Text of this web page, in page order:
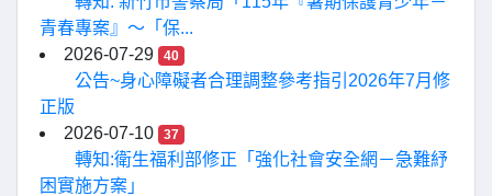
青春專案』〜「保...
2026-07-29
40
公告~身心障礙者合理調整參考指引2026年7月修
正版
2026-07-10
37
轉知:衛生福利部修正「強化社會安全網－急難紓
困實施方案」